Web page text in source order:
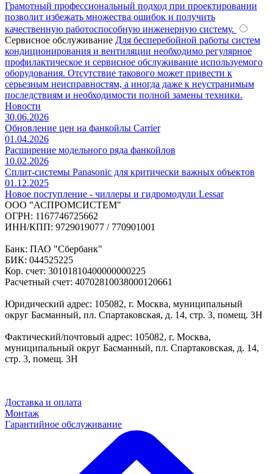
Грамотный профессиональный подход при проектировании
позволит избежать множества ошибок и получить
качественную работоспособную инженерную систему.
Сервисное обслуживание Для бесперебойной работы систем
кондиционирования и вентиляции необходимо регулярное
профилактическое и сервисное обслуживание используемого
оборудования. Отсутствие такового может привести к
серьезным неисправностям, а иногда даже к неустранимым
последствиям и необходимости полной замены техники.
Новости
30.06.2026
Обновление цен на фанкойлы Carrier
01.04.2026
Расширение модельного ряда фанкойлов
10.02.2026
Сплит-системы Panasonic для критически важных объектов
01.12.2025
Новое поступление - чиллеры и гидромодули Lessar
ООО "АСПРОМСИСТЕМ"
ОГРН: 1167746725662
ИНН/КПП: 9729019077 / 770901001
Банк: ПАО "Сбербанк"
БИК: 044525225
Кор. счет: 30101810400000000225
Расчетный счет: 40702810038000120661
Юридический адрес: 105082, г. Москва, муниципальный
округ Басманный, пл. Спартаковская, д. 14, стр. 3, помещ. 3Н
Фактический/почтовый адрес: 105082, г. Москва,
муниципальный округ Басманный, пл. Спартаковская, д. 14,
стр. 3, помещ. 3Н
Доставка и оплата
Монтаж
Гарантийное обслуживание